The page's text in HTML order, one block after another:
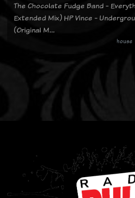
The Chocolate Fudge Band -
Extended Mix) HP Vince -
(Original M…
house